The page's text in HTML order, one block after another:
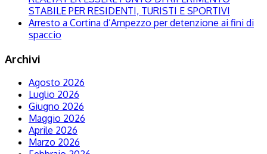
STABILE PER RESIDENTI, TURISTI E SPORTIVI
Arresto a Cortina d’Ampezzo per detenzione ai fini di
spaccio
Archivi
Agosto 2026
Luglio 2026
Giugno 2026
Maggio 2026
Aprile 2026
Marzo 2026